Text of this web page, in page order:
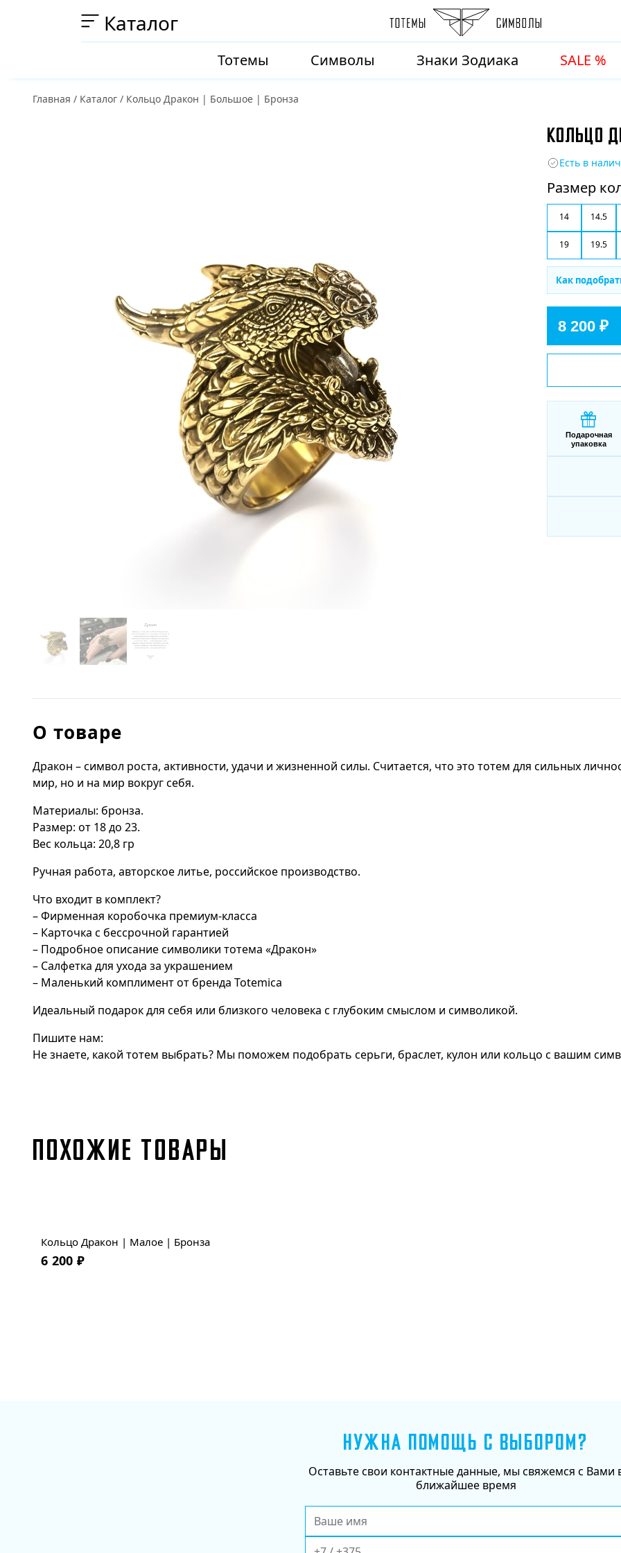
Каталог
Тотемы Символы Знаки Зодиака SALE %
Главная / Каталог / Кольцо Дракон | Большое | Бронза
КОЛЬЦО
Есть в
Размер
14 14.5
19 19.5
Как
8 200 ₽
Подарочная
упаковка
О товаре
Дракон – символ роста, активности, удачи и жизненной силы. Считается, что это тотем для сильных
мир, но и на мир вокруг себя.
Материалы: бронза.
Размер: от 18 до 23.
Вес кольца: 20,8 гр
Ручная работа, авторское литье, российское производство.
Что входит в комплект?
– Фирменная коробочка премиум-класса
– Карточка с бессрочной гарантией
– Подробное описание символики тотема «Дракон»
– Салфетка для ухода за украшением
– Маленький комплимент от бренда Totemica
Идеальный подарок для себя или близкого человека с глубоким смыслом и символикой.
Пишите нам:
Не знаете, какой тотем выбрать? Мы поможем подобрать серьги, браслет, кулон или кольцо с вашим
ПОХОЖИЕ ТОВАРЫ
Кольцо Дракон | Малое | Бронза
6 200 ₽
НУЖНА ПОМОЩЬ С ВЫБОРОМ?
Оставьте свои контактные данные, мы свяжемся с Вами
ближайшее время